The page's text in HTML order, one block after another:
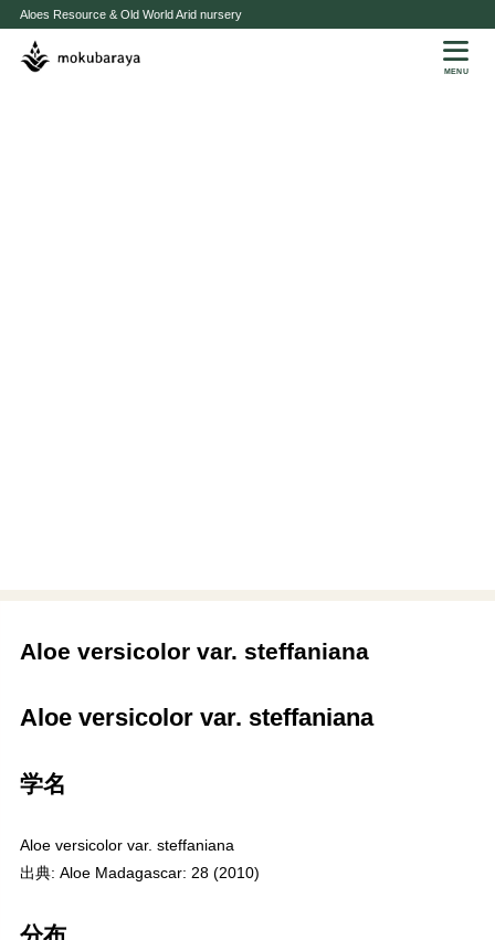
Aloes Resource & Old World Arid nursery
MENU
Aloe versicolor var. steffaniana
Aloe versicolor var. steffaniana
学名
Aloe versicolor var. steffaniana
出典: Aloe Madagascar: 28 (2010)